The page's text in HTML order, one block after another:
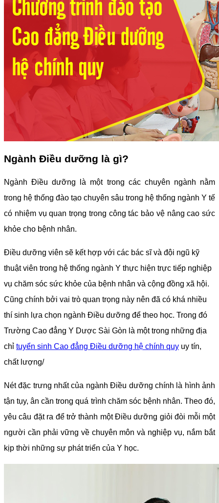
Ngành Điều dưỡng là gì?
Ngành Điều dưỡng là một trong các chuyên ngành nằm
trong hệ thống đào tạo chuyên sâu trong hệ thống ngành Y tế
có nhiệm vụ quan trọng trong công tác bảo vệ nâng cao sức
khỏe cho bệnh nhân.
Điều dưỡng viên sẽ kết hợp với các bác sĩ và đội ngũ kỹ
thuật viên trong hệ thống ngành Y thực hiện trực tiếp nghiệp
vụ chăm sóc sức khỏe của bệnh nhân và cộng đồng xã hội.
Cũng chính bởi vai trò quan trọng này nên đã có khá nhiều
thí sinh lựa chọn ngành Điều dưỡng để theo học. Trong đó
Trường Cao đẳng Y Dược Sài Gòn là một trong những địa
chỉ tuyển sinh Cao đẳng Điều dưỡng hệ chính quy uy tín,
chất lượng/
Nét đặc trưng nhất của ngành Điều dưỡng chính là hình ảnh
tận tụy, ân cần trong quá trình chăm sóc bệnh nhân. Theo đó,
yêu câu đặt ra để trở thành một Điều dưỡng giỏi đòi mỗi một
người cần phải vững về chuyên môn và nghiệp vụ, nắm bắt
kịp thời những sự phát triển của Y học.